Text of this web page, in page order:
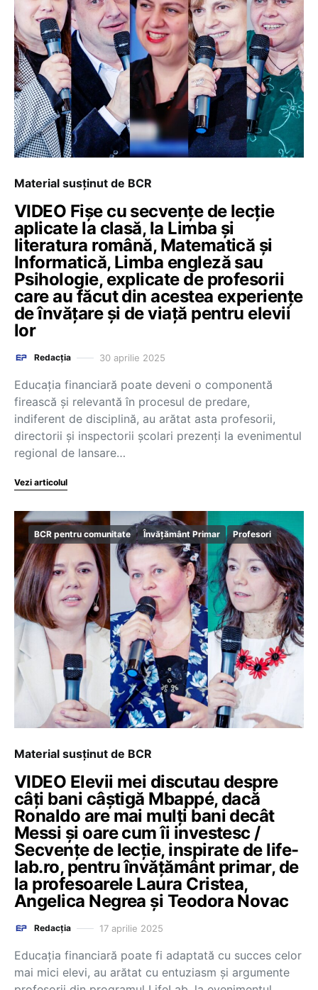
Material susținut de BCR
VIDEO Fișe cu secvențe de lecție
aplicate la clasă, la Limba și
literatura română, Matematică și
Informatică, Limba engleză sau
Psihologie, explicate de profesorii
care au făcut din acestea experiențe
de învățare și de viață pentru elevii
lor
Redacția 30 aprilie 2025
Educația financiară poate deveni o componentă
firească și relevantă în procesul de predare,
indiferent de disciplină, au arătat asta profesorii,
directorii și inspectorii școlari prezenți la evenimentul
regional de lansare…
Vezi articolul
BCR pentru comunitate Învățământ Primar Profesori
Material susținut de BCR
VIDEO Elevii mei discutau despre
câți bani câștigă Mbappé, dacă
Ronaldo are mai mulți bani decât
Messi și oare cum îi investesc /
Secvențe de lecție, inspirate de life-
lab.ro, pentru învățământ primar, de
la profesoarele Laura Cristea,
Angelica Negrea și Teodora Novac
Redacția 17 aprilie 2025
Educația financiară poate fi adaptată cu succes celor
mai mici elevi, au arătat cu entuziasm și argumente